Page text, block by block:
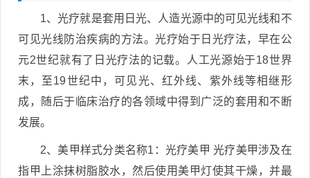
1、光疗就是套用日光、人造光源中的可见光线和不
可见光线防治疾病的方法。光疗始于日光疗法，早在公
元2世纪就有了日光疗法的记载。人工光源始于18世界
末，至19世纪中，可见光、红外线、紫外线等相继形
成，随后于临床治疗的各领域中得到广泛的套用和不断
发展。
2、美甲样式分类名称1：光疗美甲 光疗美甲涉及在
指甲上涂抹树脂胶水，然后使用美甲灯使其干燥，并最